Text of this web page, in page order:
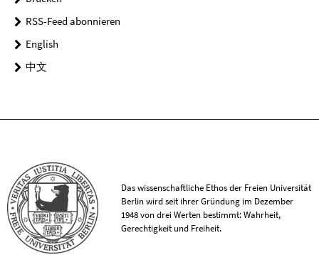
RSS-Feed abonnieren
English
中文
Das wissenschaftliche Ethos der Freien Universität
Berlin wird seit ihrer Gründung im Dezember
1948 von drei Werten bestimmt: Wahrheit,
Gerechtigkeit und Freiheit.